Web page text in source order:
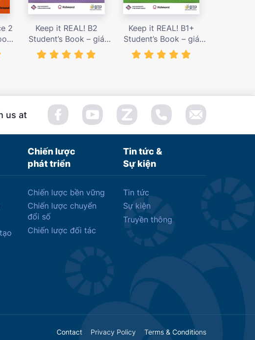
2
–
Keep it REAL! B2
Student’s Book – giá
bán 239,000 vnđ
Keep it REAL! B1+
Student’s Book – giá
bán 239,000 vnđ
us at
Chiến lược
phát triển
Tin tức &
Sự kiện
Chiến lược bền vững
Chiến lược chuyển
đổi số
Chiến lược đối tác
Tin tức
Sự kiện
Truyền thông
Contact Privacy Policy Terms & Conditions